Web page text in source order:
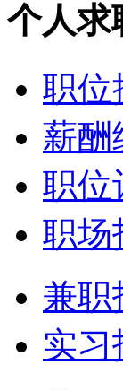
个人求
职位
薪酬
职位
职场
兼职
实习